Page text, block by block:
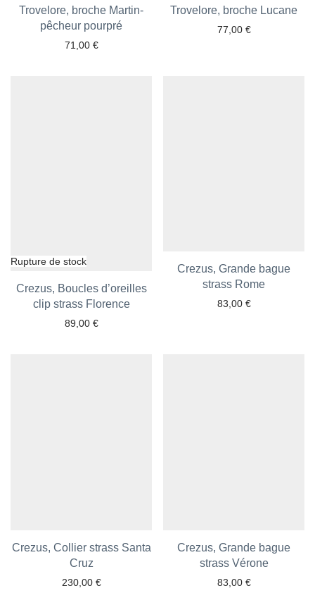
Trovelore, broche Martin-
pêcheur pourpré
71,00 €
Ajouter aux favoris
Trovelore, broche Lucane
77,00 €
Ajouter aux favoris
Crezus, Boucles d’oreilles
clip strass Florence
89,00 €
Ajouter aux favoris
Crezus, Grande bague
strass Rome
83,00 €
Ajouter aux favoris
Crezus, Collier strass Santa
Cruz
230,00 €
Ajouter aux favoris
Crezus, Grande bague
strass Vérone
83,00 €
Ajouter aux favoris